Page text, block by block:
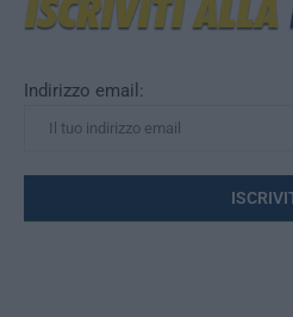
Indirizzo email: